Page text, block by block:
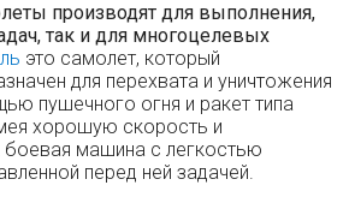
производят для выполнения,
так и для многоцелевых
это самолет, который
для перехвата и уничтожения
пушечного огня и ракет типа
хорошую скорость и
боевая машина с легкостью
перед ней задачей.